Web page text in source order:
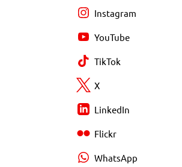
Instagram
YouTube
TikTok
X
LinkedIn
Flickr
WhatsApp